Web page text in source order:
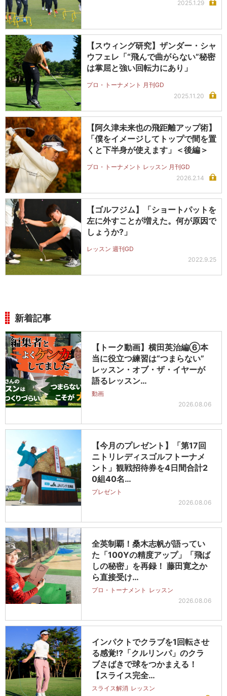
2025.1.29
【スウィング研究】ザンダー・シャ
ウフェレ「“飛んで曲がらない”秘密
は掌屈と強い回転力にあり」
プロ・トーナメント 月刊GD
2025.11.20
【阿久津未来也の飛距離アップ術】
「僕をイメージしてトップで間を置
くと下半身が使えます」＜後編＞
プロ・トーナメント レッスン 月刊GD
2026.2.14
【ゴルフジム】「ショートパットを
左に外すことが増えた。何が原因で
しょうか?」
レッスン 週刊GD
2022.9.25
新着記事
【トーク動画】横田英治編⑥本
当に役立つ練習は“つまらない”
レッスン・オブ・ザ・イヤーが
語るレッスン…
動画
2026.08.06
【今月のプレゼント】「第17回
ニトリレディスゴルフトーナメ
ント」観戦招待券を4日間合計2
0組40名…
プレゼント
2026.08.06
全英制覇！桑木志帆が語ってい
た「100Yの精度アップ」「飛ば
しの秘密」を再録！ 藤田寛之か
ら直接受け…
プロ・トーナメント レッスン
2026.08.06
インパクトでクラブを1回転させ
る感覚!?「クルリンパ」のクラ
ブさばきで球をつかまえる！
【スライス完全…
スライス解消 レッスン